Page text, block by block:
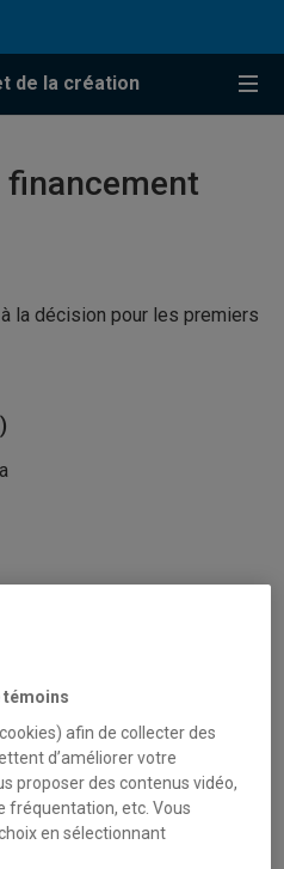
de la création
Menu
la décision pour les premiers
la sûreté et la sécurité est à
témoins
afin de collecter des
d’améliorer votre
proposer des contenus vidéo,
fréquentation, etc. Vous
en sélectionnant